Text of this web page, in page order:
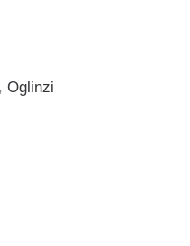
Oglinzi